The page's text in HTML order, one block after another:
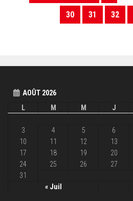
30 31 32
AOÛT 2026
L
M M J
« Juil
3
4 5 6
10
11 12 13
17
18 19 20
24
25 26 27
31